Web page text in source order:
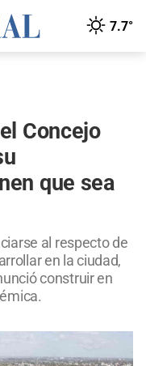
7.7°
Concejo
que sea
al respecto de
en la ciudad,
construir en